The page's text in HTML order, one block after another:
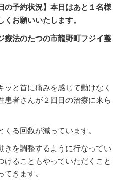
の予約状況】本日はあと１名様
お願いいたします。
療法のたつの市龍野町フジイ整
と首に痛みを感じて動けなく
患者さんが２回目の治療に来ら
る回数が減っています。
きを調整するように行なってい
けることもやっていただくこと
きます。